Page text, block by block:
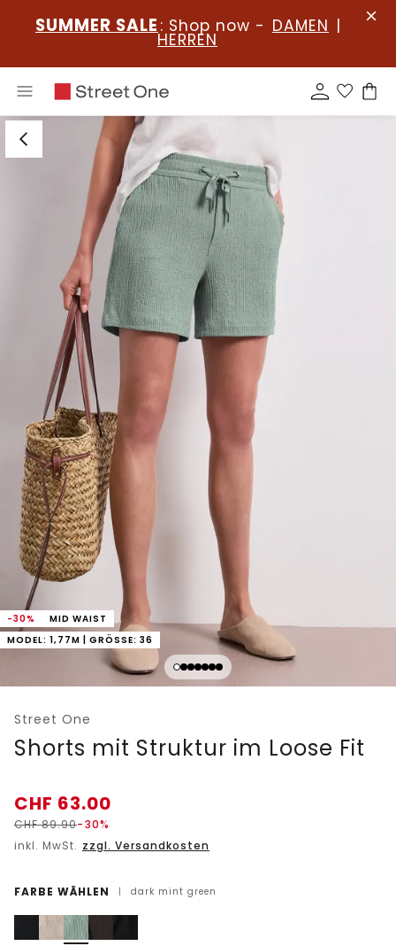
SUMMER SALE : Shop now - DAMEN |
HERREN
-30%
MID WAIST
MODEL: 1,77M | GRÖSSE: 36
Street One
Shorts mit Struktur im Loose Fit
CHF 63.00
CHF89.90-30%
inkl. MwSt. zzgl. Versandkosten
FARBE WÄHLEN | dark mint green